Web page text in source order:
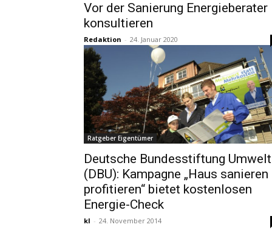
Vor der Sanierung Energieberater
konsultieren
Redaktion - 24. Januar 2020
Ratgeber Eigentümer
Deutsche Bundesstiftung Umwelt
(DBU): Kampagne „Haus
profitieren“ bietet kostenlosen
Energie-Check
kl - 24. November 2014